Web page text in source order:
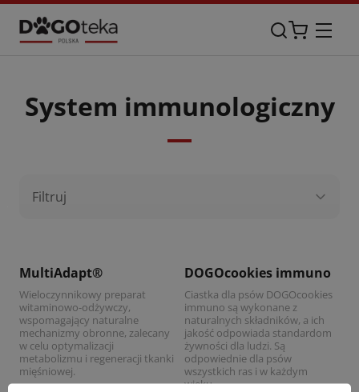
System immunologiczny
Filtruj
MultiAdapt®
Wieloczynnikowy preparat
witaminowo-odżywczy,
wspomagający naturalne
mechanizmy obronne, zalecany
w celu optymalizacji
metabolizmu i regeneracji tkanki
mięśniowej.
DOGOcookies immuno
Ciastka dla psów DOGOcookies
immuno są wykonane z
naturalnych składników, a ich
jakość odpowiada standardom
żywności dla ludzi. Są
odpowiednie dla psów
wszystkich ras i w każdym
wieku.